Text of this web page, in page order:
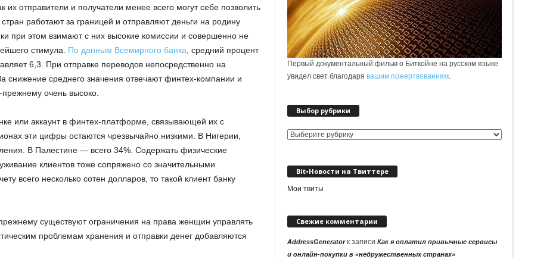
отправители и получатели менее всего могут себе позволить
работают за границей и отправляют деньги на родину
при этом взимают с них высокие комиссии и совершенно не
стимула. По данным Всемирного банка, средний процент
6,3. При отправке переводов непосредственно на
снижение среднего значения отвечают финтех-компании и
очень высоко.
или аккаунт в финтех-платформе, связывающей их с
эти цифры остаются чрезвычайно низкими. В Нигерии,
В Палестине — всего 34%. Содержать физические
клиентов тоже сопряжено со значительными
всего несколько сотен долларов, то такой клиент банку
существуют ограничения на права женщин управлять
проблемам хранения и отправки денег добавляются
Первый документальный фильм о Биткойне на русском языке
увидел свет благодарявашим пожертвованиям.
Выбор рубрики
Выбор
Bit•Новости на Твиттере
Мои твиты
Свежие комментарии
AddressGeneratorк записиКак я оплатил привычные сервисы
и онлайн-покупки в «недружественных странах»